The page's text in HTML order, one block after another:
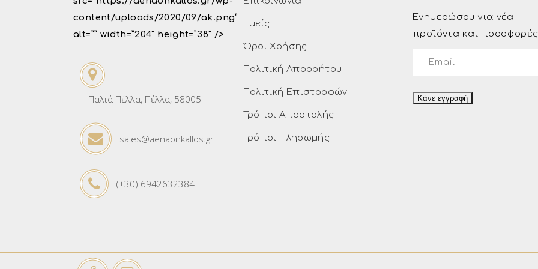
content/uploads/2020/09/ak.png”
alt=”” width=”204″ height=”38″ />
Παλιά Πέλλα, Πέλλα, 58005
sales@aenaonkallos.gr
(+30) 6942632384
Εμείς
Όροι Χρήσης
Πολιτική Απορρήτου
Πολιτική Επιστροφών
Τρόποι Αποστολής
Τρόποι Πληρωμής
Ενημερώσου για νέα
προϊόντα και προσφορές